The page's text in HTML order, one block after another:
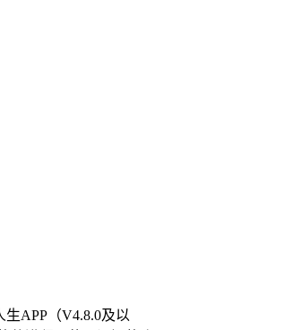
APP（V4.8.0及以